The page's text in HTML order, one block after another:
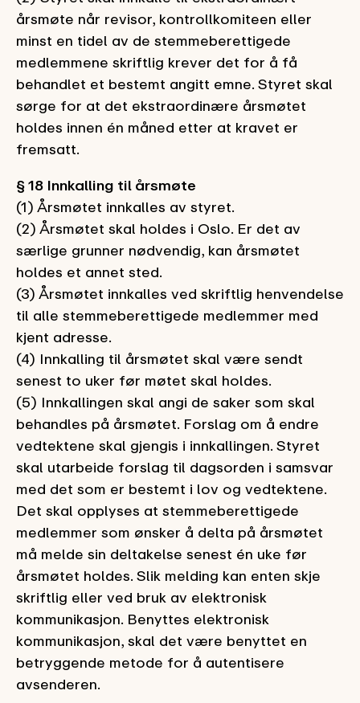
årsmøte når revisor, kontrollkomiteen eller
minst en tidel av de stemmeberettigede
medlemmene skriftlig krever det for å få
behandlet et bestemt angitt emne. Styret skal
sørge for at det ekstraordinære årsmøtet
holdes innen én måned etter at kravet er
fremsatt.
§ 18 Innkalling til årsmøte
(1) Årsmøtet innkalles av styret.
(2) Årsmøtet skal holdes i Oslo. Er det av
særlige grunner nødvendig, kan årsmøtet
holdes et annet sted.
(3) Årsmøtet innkalles ved skriftlig henvendelse
til alle stemmeberettigede medlemmer med
kjent adresse.
(4) Innkalling til årsmøtet skal være sendt
senest to uker før møtet skal holdes.
(5) Innkallingen skal angi de saker som skal
behandles på årsmøtet. Forslag om å endre
vedtektene skal gjengis i innkallingen. Styret
skal utarbeide forslag til dagsorden i samsvar
med det som er bestemt i lov og vedtektene.
Det skal opplyses at stemmeberettigede
medlemmer som ønsker å delta på årsmøtet
må melde sin deltakelse senest én uke før
årsmøtet holdes. Slik melding kan enten skje
skriftlig eller ved bruk av elektronisk
kommunikasjon. Benyttes elektronisk
kommunikasjon, skal det være benyttet en
betryggende metode for å autentisere
avsenderen.